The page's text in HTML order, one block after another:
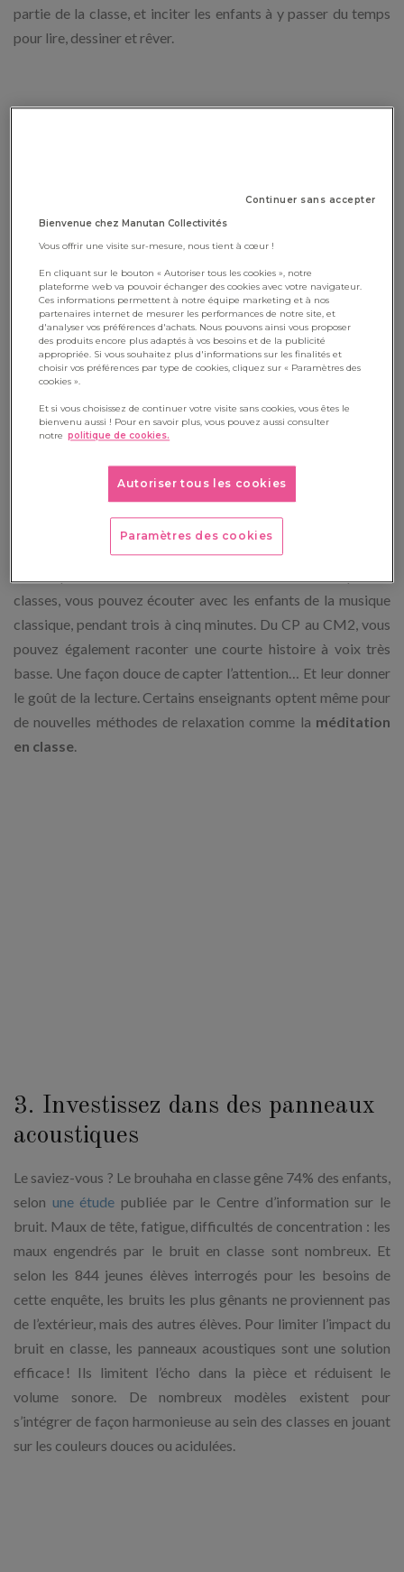
partie de la classe, et inciter les enfants à y passer du temps
pour lire, dessiner et rêver.
2. Instaurez des temps calmes
Au retour de la cantine ou de la récréation, les enfants sont
surexcités… Que faire ? Pour assurer une transition en
douceur et faire descendre levolume sonore de la classe
classes, vous pouvez écouter avec les enfants de la musique
classique, pendant trois à cinq minutes. Du CP au CM2, vous
pouvez également raconter une courte histoire à voix très
basse. Une façon douce de capter l’attention… Et leur donner
le goût de la lecture. Certains enseignants optent même pour
de nouvelles méthodes de relaxation comme la méditation
en classe.
3. Investissez dans des panneaux
acoustiques
Le saviez-vous ? Le brouhaha en classe gêne 74% des enfants,
selon une étude publiée par le Centre d’information sur le
bruit. Maux de tête, fatigue, difficultés de concentration : les
maux engendrés par le bruit en classe sont nombreux. Et
selon les 844 jeunes élèves interrogés pour les besoins de
cette enquête, les bruits les plus gênants ne proviennent pas
de l’extérieur, mais des autres élèves. Pour limiter l’impact du
bruit en classe, les panneaux acoustiques sont une solution
efficace ! Ils limitent l’écho dans la pièce et réduisent le
volume sonore. De nombreux modèles existent pour
s’intégrer de façon harmonieuse au sein des classes en jouant
sur les couleurs douces ou acidulées.
Continuer sans accepter
Bienvenue chez Manutan Collectivités
Vous offrir une visite sur-mesure, nous tient à cœur !
En cliquant sur le bouton « Autoriser tous les cookies », notre
plateforme web va pouvoir échanger des cookies avec votre navigateur.
Ces informations permettent à notre équipe marketing et à nos
partenaires internet de mesurer les performances de notre site, et
d'analyser vos préférences d'achats. Nous pouvons ainsi vous proposer
des produits encore plus adaptés à vos besoins et de la publicité
appropriée. Si vous souhaitez plus d'informations sur les finalités et
choisir vos préférences par type de cookies, cliquez sur « Paramètres des
cookies ».
Et si vous choisissez de continuer votre visite sans cookies, vous êtes le
bienvenu aussi ! Pour en savoir plus, vous pouvez aussi consulter
notre politique de cookies.
Autoriser tous les cookies
Paramètres des cookies